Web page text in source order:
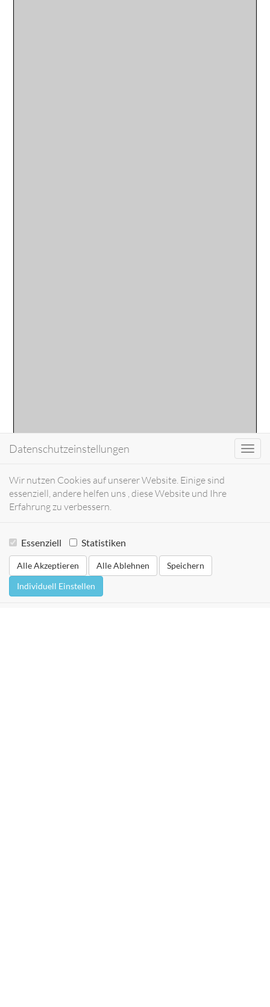
Datenschutzeinstellungen
Wir nutzen Cookies auf unserer Website. Einige sind
essenziell, andere helfen uns , diese Website und Ihre
Erfahrung zu verbessern.
Essenziell Statistiken
Alle Akzeptieren Alle Ablehnen
Speichern
Individuell Einstellen